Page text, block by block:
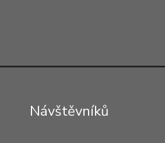
Návštěvníků